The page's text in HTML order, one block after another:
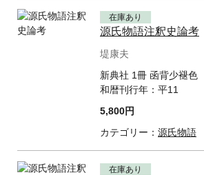
在庫あり
源氏物語注釈史論考
堤康夫
新典社 1冊 函背少褪色
和暦刊行年： 平11
5,800円
カテゴリー： 源氏物語
在庫あり